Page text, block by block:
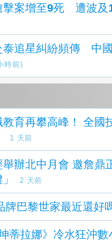
擊案增至9死 遭波及
泰追星糾紛頻傳 中
時前)
高峰！ 全國技能競賽勇奪
1 天前
辦北中月會 邀詹鼎
2 天前
牌巴黎世家最近還好
蒂拉娜》冷水狂沖